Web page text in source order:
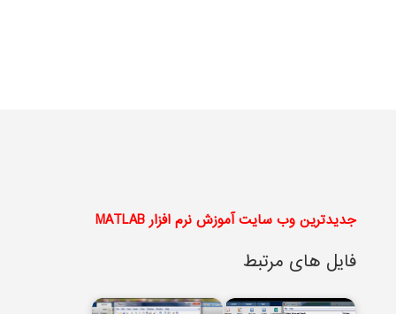
جدیدترین وب سایت آموزش نرم افزار MATLAB
فایل های مرتبط